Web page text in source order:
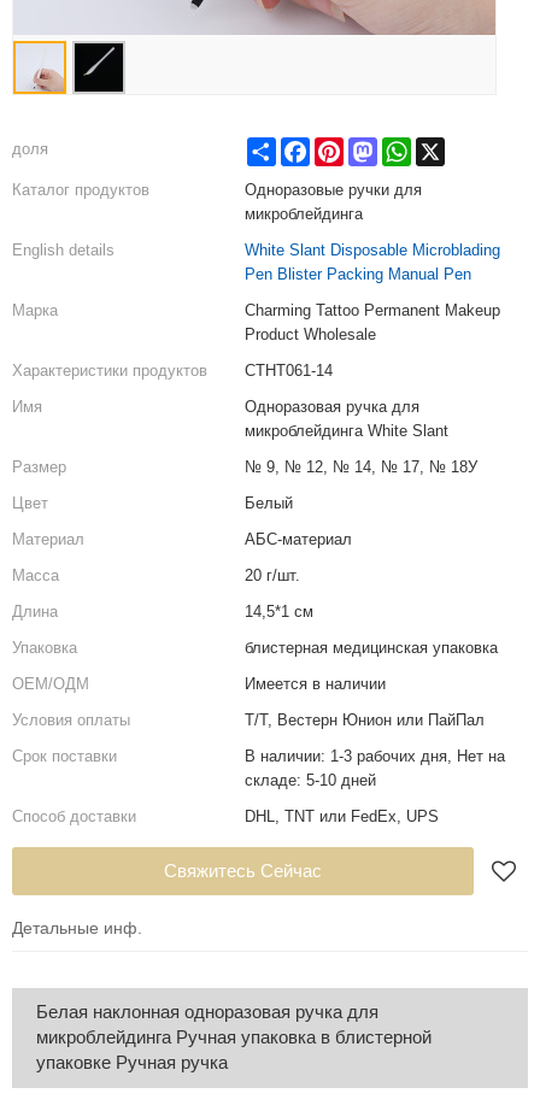
доля Share FacebookPinterestMastodonWhatsApp
Каталог продуктов
Одноразовые ручки для
микроблейдинга
English details
White Slant Disposable Microblading
Pen Blister Packing Manual Pen
Марка
Charming Tattoo Permanent Makeup
Product Wholesale
Характеристики продуктов
CTHT061-14
Имя
Одноразовая ручка для
микроблейдинга White Slant
Размер
№ 9, № 12, № 14, № 17, № 18У
Цвет
Белый
Материал
АБС-материал
Масса
20 г/шт.
Длина
14,5*1 см
Упаковка
блистерная медицинская упаковка
ОЕМ/ОДМ
Имеется в наличии
Условия оплаты
Т/Т, Вестерн Юнион или ПайПал
Срок поставки
В наличии: 1-3 рабочих дня, Нет на
складе: 5-10 дней
Способ доставки
DHL, TNT или FedEx, UPS
Свяжитесь Сейчас
Детальные инф.
Белая наклонная одноразовая ручка для
микроблейдинга Ручная упаковка в блистерной
упаковке Ручная ручка